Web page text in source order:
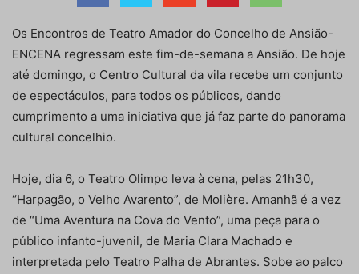
Os Encontros de Teatro Amador do Concelho de Ansião-
ENCENA regressam este fim-de-semana a Ansião. De hoje
até domingo, o Centro Cultural da vila recebe um conjunto
de espectáculos, para todos os públicos, dando
cumprimento a uma iniciativa que já faz parte do panorama
cultural concelhio.
Hoje, dia 6, o Teatro Olimpo leva à cena, pelas 21h30,
“Harpagão, o Velho Avarento”, de Molière. Amanhã é a vez
de “Uma Aventura na Cova do Vento”, uma peça para o
público infanto-juvenil, de Maria Clara Machado e
interpretada pelo Teatro Palha de Abrantes. Sobe ao palco